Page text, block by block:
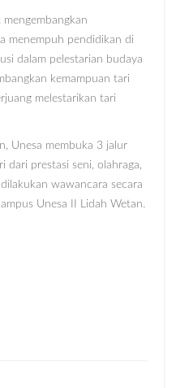
menempuh pendidikan di
dalam pelestarian budaya
kemampuan tari
melestarikan tari
Unesa membuka 3 jalur
dari prestasi seni, olahraga,
wawancara secara
Unesa II Lidah Wetan.